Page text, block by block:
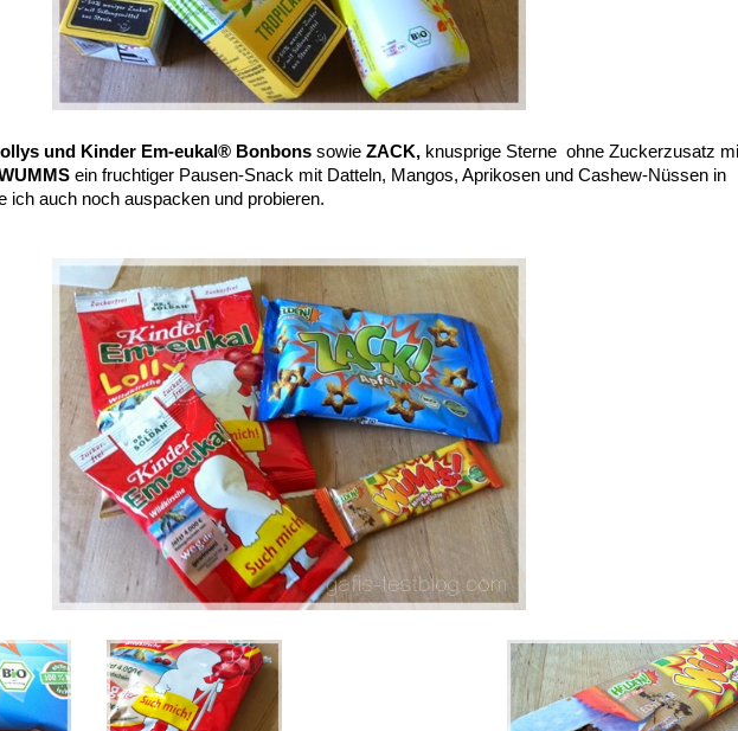
und Kinder Em-eukal® Bonbons sowie ZACK, knusprige Sterne ohne Zuckerzusatz
ein fruchtiger Pausen-Snack mit Datteln, Mangos, Aprikosen und Cashew-Nüssen in
ich auch noch auspacken und probieren.